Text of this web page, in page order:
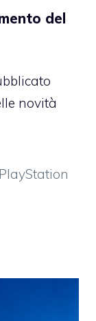
del
novità
PlayStation